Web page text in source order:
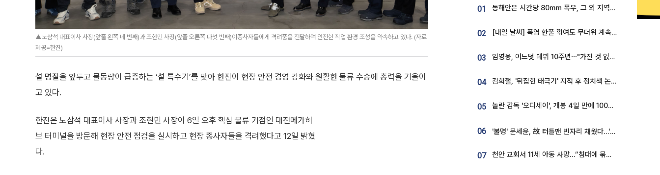
▲노삼석 대표이사 사장(앞줄 왼쪽 네 번째)과 조현민 사장(앞줄 오른쪽 다섯 번째)이종사자들에게 격려품을 전달하며 안전한 작업 환경 조성을 약속하고 있다. (자료
제공=한진)
설 명절을 앞두고 물동량이 급증하는 ‘설 특수기’를 맞아 한진이 현장 안전 경영 강화와 원활한 물류 수송에 총력을 기울이
고 있다.
한진은 노삼석 대표이사 사장과 조현민 사장이 6일 오후 핵심 물류 거점인 대전메가허
브 터미널을 방문해 현장 안전 점검을 실시하고 현장 종사자들을 격려했다고 12일 밝혔
다.
01 동해안은 시간당 80㎜ 폭우, 그 외 지역은 폭염…‘극과 극 날씨’
02 [내일 날씨] 폭염 한풀 꺾여도 무더위 계속⋯동해안 이틀 연속 비
03 임영웅, 어느덧 데뷔 10주년⋯"가진 것 없던 시절, 내 앞엔 20명의 팬뿐"
04 김희철, '뒤집힌 태극기' 지적 후 정치색 논란…"좌우 떠나 우리나라 국기"
05 놀란 감독 '오디세이', 개봉 4일 만에 100만 돌파⋯'왕사남' 보다 빠르다
06 '불명' 문세윤, 故 터틀맨 빈자리 채웠다…'거북이' 눈물의 최종 우승
07 천안 교회서 11세 아동 사망…“침대에 묶여 있었다” 진술 확보